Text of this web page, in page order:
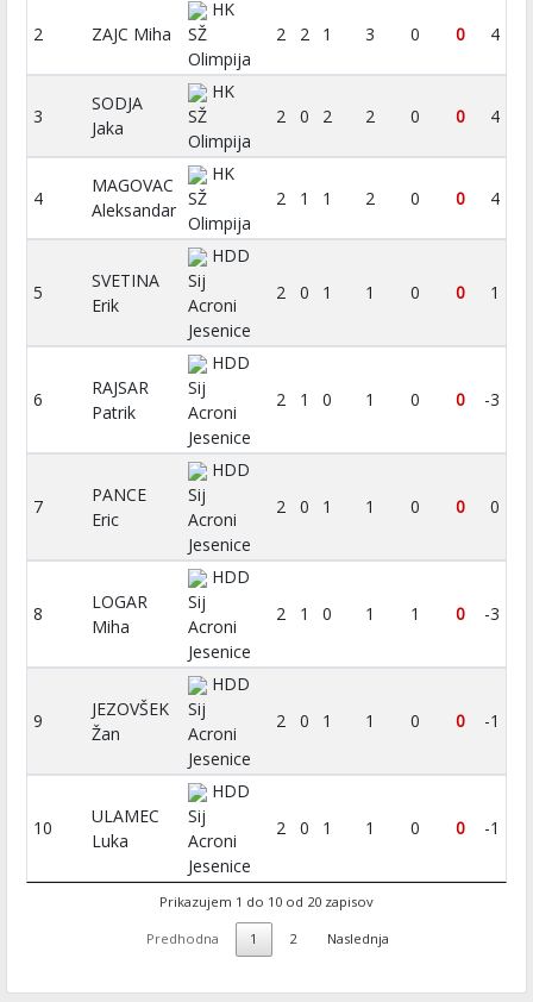
2 ZAJC Miha
HK
SŽ
Olimpija
2 2 1 3 0 0 4
3
SODJA
Jaka
HK
SŽ
Olimpija
2 0 2 2 0 0 4
4
MAGOVAC
Aleksandar
HK
SŽ
Olimpija
2 1 1 2 0 0 4
5
SVETINA
Erik
HDD
Sij
Acroni
Jesenice
2 0 1 1 0 0 1
6
RAJSAR
Patrik
HDD
Sij
Acroni
Jesenice
2 1 0 1 0 0 -3
7
PANCE
Eric
HDD
Sij
Acroni
Jesenice
2 0 1 1 0 0 0
8
LOGAR
Miha
HDD
Sij
Acroni
Jesenice
2 1 0 1 1 0 -3
9
JEZOVŠEK
Žan
HDD
Sij
Acroni
Jesenice
2 0 1 1 0 0 -1
10
ULAMEC
Luka
HDD
Sij
Acroni
Jesenice
2 0 1 1 0 0 -1
Prikazujem 1 do 10 od 20 zapisov
Predhodna 1 2 Naslednja